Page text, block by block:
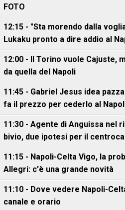
FOTO
12:15 - "Sta morendo dalla
Lukaku pronto a dire addio al
12:00 - Il Torino vuole Cajuste,
da quella del Napoli
11:45 - Gabriel Jesus idea
fa il prezzo per cederlo al
11:30 - Agente di Anguissa nel
bivio, due ipotesi per il
11:15 - Napoli-Celta Vigo, la
Allegri: c'è una grande novità
11:10 - Dove vedere Napoli-
canale e orario